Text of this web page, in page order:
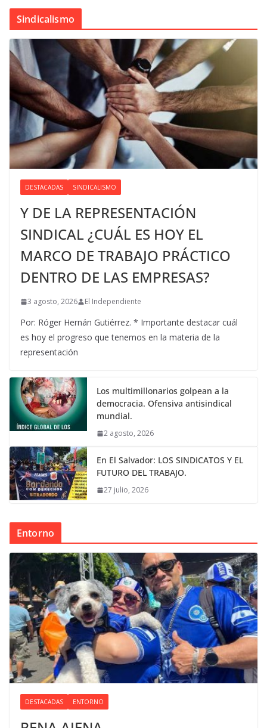
Sindicalismo
DESTACADAS SINDICALISMO
Y DE LA REPRESENTACIÓN
SINDICAL ¿CUÁL ES HOY EL
MARCO DE TRABAJO PRÁCTICO
DENTRO DE LAS EMPRESAS?
3 agosto, 2026 El Independiente
Por: Róger Hernán Gutiérrez. * Importante destacar cuál
es hoy el progreso que tenemos en la materia de la
representación
Los multimillonarios golpean a la
democracia. Ofensiva antisindical
mundial.
2 agosto, 2026
En El Salvador: LOS SINDICATOS Y EL
FUTURO DEL TRABAJO.
27 julio, 2026
Entorno
DESTACADAS ENTORNO